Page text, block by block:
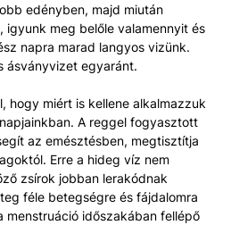
edényben, majd miután
igyunk meg belőle valamennyit és
napra marad langyos vizünk.
ásványvizet egyaránt.
hogy miért is kellene alkalmazzuk
A reggel fogyasztott
az emésztésben, megtisztítja
Erre a hideg víz nem
zsírok jobban lerakódnak
féle betegségre és fájdalomra
menstruáció időszakában fellépő